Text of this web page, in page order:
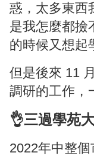
惑，太多東西
是我怎麼都撿
的時候又想起
但是後來 11
調研的工作
👌三過學苑
2022年中整